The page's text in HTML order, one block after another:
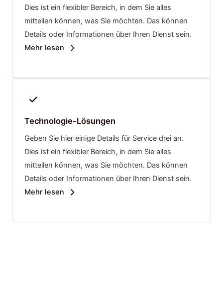
Dies ist ein flexibler Bereich, in dem Sie alles
mitteilen können, was Sie möchten. Das können
Details oder Informationen über Ihren Dienst sein.
Mehr lesen
Technologie-Lösungen
Geben Sie hier einige Details für Service drei an.
Dies ist ein flexibler Bereich, in dem Sie alles
mitteilen können, was Sie möchten. Das können
Details oder Informationen über Ihren Dienst sein.
Mehr lesen